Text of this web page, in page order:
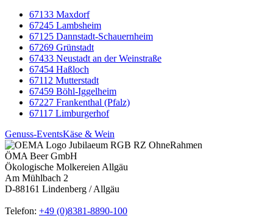
67133 Maxdorf
67245 Lambsheim
67125 Dannstadt-Schauernheim
67269 Grünstadt
67433 Neustadt an der Weinstraße
67454 Haßloch
67112 Mutterstadt
67459 Böhl-Iggelheim
67227 Frankenthal (Pfalz)
67117 Limburgerhof
Genuss-EventsKäse & Wein
ÖMA Beer GmbH
Ökologische Molkereien Allgäu
Am Mühlbach 2
D-88161 Lindenberg / Allgäu
Telefon: +49 (0)8381-8890-100